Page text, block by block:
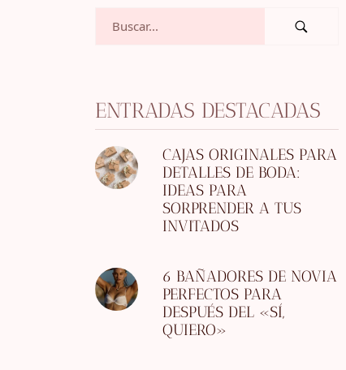
ENTRADAS DESTACADAS
CAJAS ORIGINALES PARA
DETALLES DE BODA:
IDEAS PARA
SORPRENDER A TUS
INVITADOS
6 BAÑADORES DE NOVIA
PERFECTOS PARA
DESPUÉS DEL «SÍ,
QUIERO»